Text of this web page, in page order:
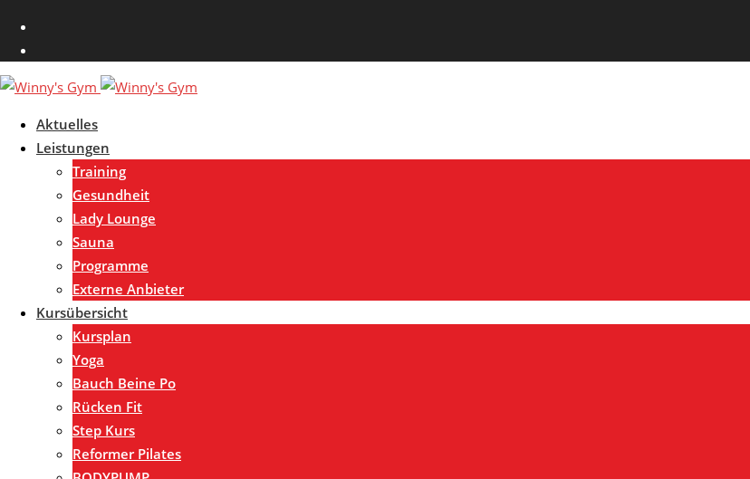
Aktuelles
Leistungen
Training
Gesundheit
Lady Lounge
Sauna
Programme
Externe Anbieter
Kursübersicht
Kursplan
Yoga
Bauch Beine Po
Rücken Fit
Step Kurs
Reformer Pilates